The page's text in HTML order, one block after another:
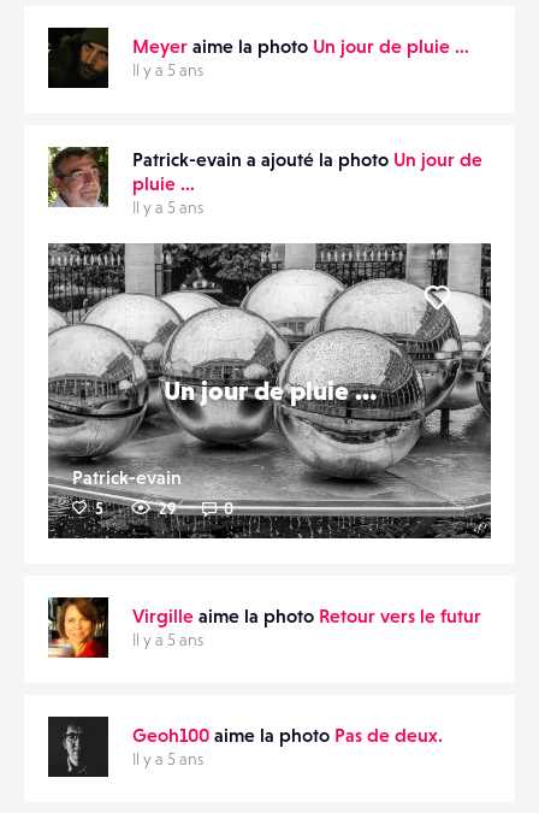
Meyer aime la photo Un jour de pluie …
Il y a 5 ans
Patrick-evain a ajouté la photo Un jour de
pluie …
Il y a 5 ans
Un jour de pluie …
Patrick-evain
5 29 0
Liker
Virgille aime la photo Retour vers le futur
Il y a 5 ans
Geoh100 aime la photo Pas de deux.
Il y a 5 ans